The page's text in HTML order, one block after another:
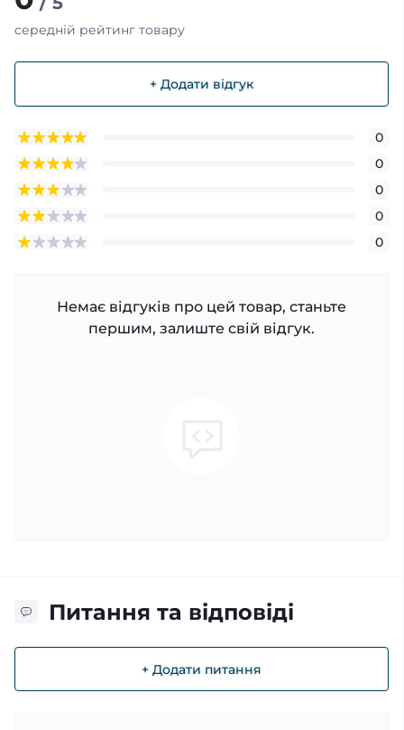
середній рейтинг товару
+ Додати відгук
0
0
0
0
0
Немає відгуків про цей товар, станьте
першим, залиште свій відгук.
Питання та відповіді
+ Додати питання